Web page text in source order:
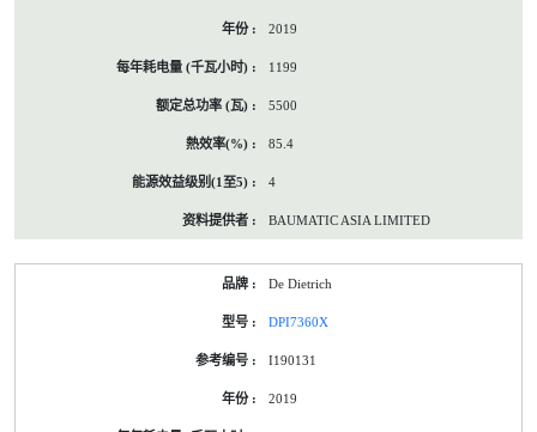
2019
1199
5500
85.4
4
BAUMATIC ASIA LIMITED
De Dietrich
DPI7360X
I190131
2019